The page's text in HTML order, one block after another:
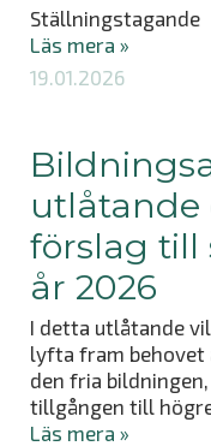
Ställningstagande
Läs mera »
19.01.2026
utlåtande
förslag till
år 2026
I detta utlåtande
lyfta fram behovet
den fria
tillgången till
Läs mera »